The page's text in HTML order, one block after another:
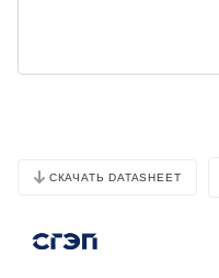
СКАЧАТЬ DATASHEET